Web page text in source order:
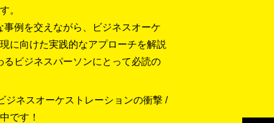
。
例を交えながら、ビジネスオーケ
に向けた実践的なアプローチを解説
ビジネスパーソンにとって必読の
ジネスオーケストレーションの衝撃 /
です！